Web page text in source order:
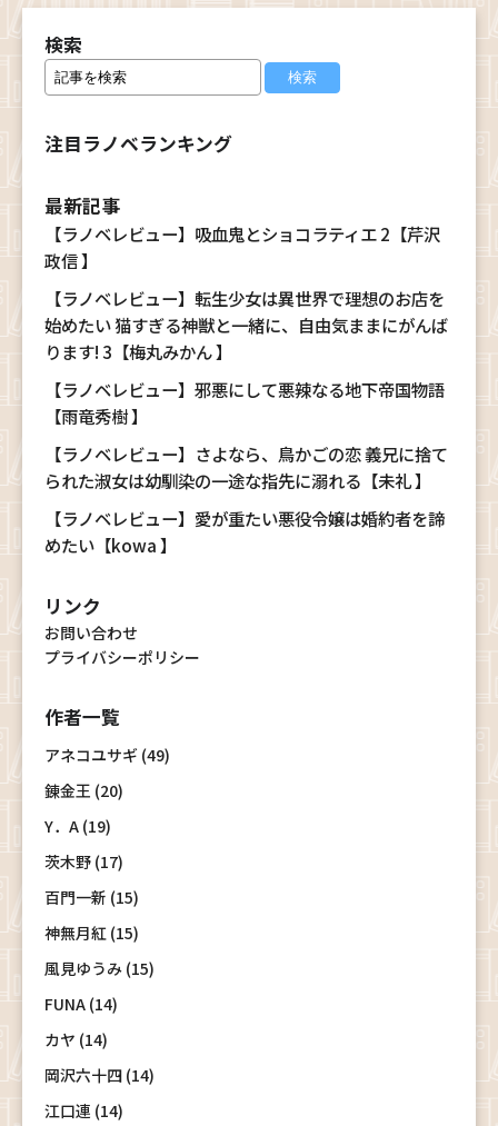
検索
注目ラノベランキング
最新記事
【ラノベレビュー】吸血鬼とショコラティエ 2【芹沢
政信 】
【ラノベレビュー】転生少女は異世界で理想のお店を
始めたい 猫すぎる神獣と一緒に、自由気ままにがんば
ります! 3【梅丸みかん 】
【ラノベレビュー】邪悪にして悪辣なる地下帝国物語
【雨竜秀樹 】
【ラノベレビュー】さよなら、鳥かごの恋 義兄に捨て
られた淑女は幼馴染の一途な指先に溺れる【未礼 】
【ラノベレビュー】愛が重たい悪役令嬢は婚約者を諦
めたい【kowa 】
リンク
お問い合わせ
プライバシーポリシー
作者一覧
アネコユサギ (49)
錬金王 (20)
Y．A (19)
茨木野 (17)
百門一新 (15)
神無月紅 (15)
風見ゆうみ (15)
FUNA (14)
カヤ (14)
岡沢六十四 (14)
江口連 (14)